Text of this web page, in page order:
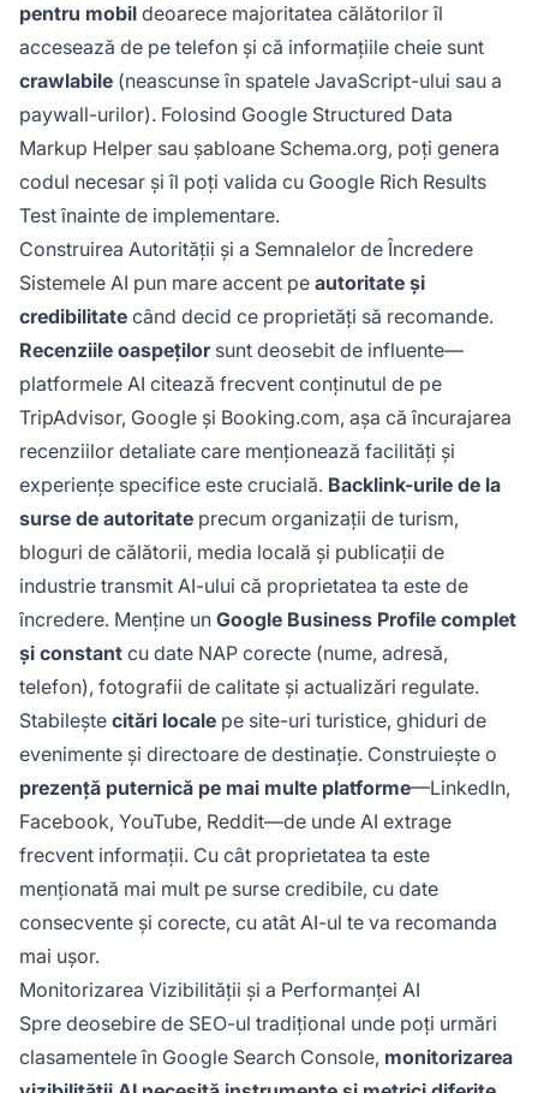
pentru mobil deoarece majoritatea călătorilor îl
accesează de pe telefon și că informațiile cheie sunt
crawlabile (neascunse în spatele JavaScript-ului sau a
paywall-urilor). Folosind Google Structured Data
Markup Helper sau șabloane Schema.org, poți genera
codul necesar și îl poți valida cu Google Rich Results
Test înainte de implementare.
Construirea Autorității și a Semnalelor de Încredere
Sistemele AI pun mare accent pe autoritate și
credibilitate când decid ce proprietăți să recomande.
Recenziile oaspețilorsunt deosebit de influente—
platformele AI citează frecvent conținutul de pe
TripAdvisor, Google și Booking.com, așa că încurajarea
recenziilor detaliate care menționează facilități și
experiențe specifice este crucială. Backlink-urile de la
surse de autoritate precum organizații de turism,
bloguri de călătorii, media locală și publicații de
industrie transmit AI-ului că proprietatea ta este de
încredere. Menține un Google Business Profile complet
și constant cu date NAP corecte (nume, adresă,
telefon), fotografii de calitate și actualizări regulate.
Stabilește citări locale pe site-uri turistice, ghiduri de
evenimente și directoare de destinație. Construiește o
prezență puternică pe mai multe platforme—LinkedIn,
Facebook, YouTube, Reddit—de unde AI extrage
frecvent informații. Cu cât proprietatea ta este
menționată mai mult pe surse credibile, cu date
consecvente și corecte, cu atât AI-ul te va recomanda
mai ușor.
Monitorizarea Vizibilității și a Performanței AI
Spre deosebire de SEO-ul tradițional unde poți urmări
clasamentele în Google Search Console, monitorizarea